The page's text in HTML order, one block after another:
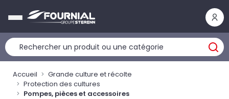
Accueil
Grande culture et récolte
Protection des cultures
Pompes, pièces et accessoires